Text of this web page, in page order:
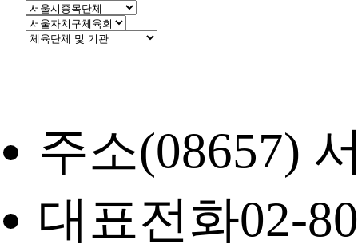
주소(08657)
대표전화02-